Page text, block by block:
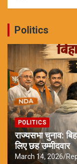
Politics
POLITICS
राज्यसभा चुनाव:
लिए छह उम्मीदवार
March 14, 2026